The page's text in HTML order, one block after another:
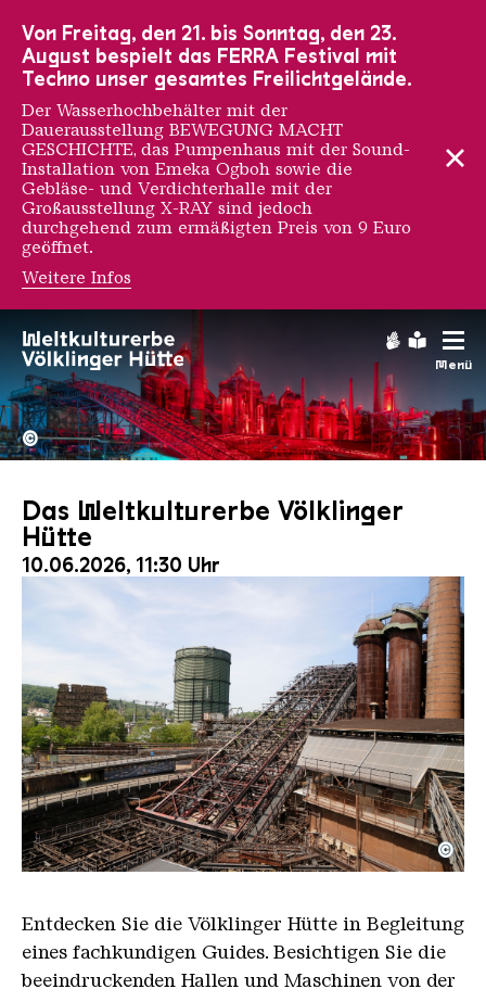
Menü
Hochofengruppe in Rot
Copyright:
©
Das Weltkulturerbe Völklinger
Hütte
10.06.2026, 11:30 Uhr
Der Erzschrägaufzug der Völklinger Hütte mit
Copyright: Weltkulturerbe Völklinger Hütte | Karl
©
Entdecken Sie die Völklinger Hütte in Begleitung
eines fachkundigen Guides. Besichtigen Sie die
beeindruckenden Hallen und Maschinen von der
Von Freitag, den 21. bis Sonntag, den 23.
August bespielt das FERRA Festival mit
Techno unser gesamtes Freilichtgelände.
Der Wasserhochbehälter mit der
Dauerausstellung BEWEGUNG MACHT
GESCHICHTE, das Pumpenhaus mit der Sound-
Installation von Emeka Ogboh sowie die
Gebläse- und Verdichterhalle mit der
Großausstellung X-RAY sind jedoch
durchgehend zum ermäßigten Preis von 9 Euro
geöffnet.
Weitere Infos